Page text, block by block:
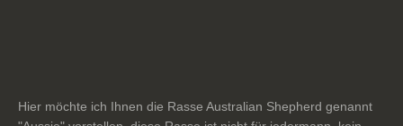
Hier möchte ich Ihnen die Rasse Australian Shepherd genannt